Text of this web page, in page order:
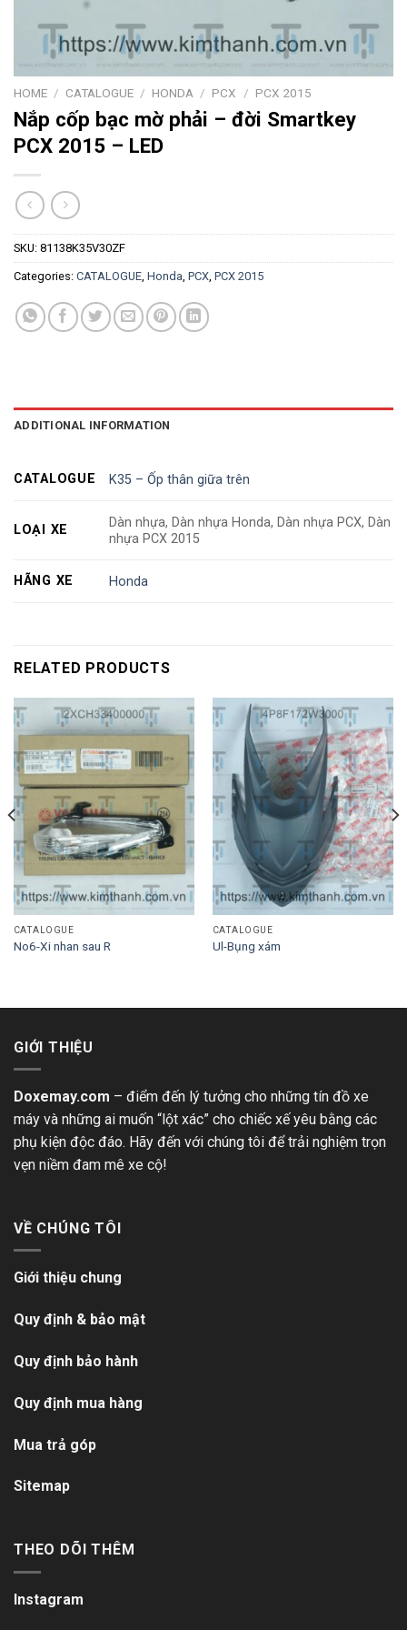
HOME / CATALOGUE / HONDA / PCX / PCX 2015
Nắp cốp bạc mờ phải – đời Smartkey
PCX 2015 – LED
SKU: 81138K35V30ZF
Categories: CATALOGUE, Honda, PCX, PCX 2015
ADDITIONAL INFORMATION
CATALOGUE K35 – Ốp thân giữa trên
LOẠI XE
Dàn nhựa, Dàn nhựa Honda, Dàn nhựa PCX, Dàn
nhựa PCX 2015
HÃNG XE Honda
RELATED PRODUCTS
CATALOGUE
No6-Xi nhan sau R
CATALOGUE
Ul-Bụng xám
GIỚI THIỆU
Doxemay.com – điểm đến lý tưởng cho những tín đồ xe
máy và những ai muốn “lột xác” cho chiếc xế yêu bằng các
phụ kiện độc đáo. Hãy đến với chúng tôi để trải nghiệm trọn
vẹn niềm đam mê xe cộ!
VỀ CHÚNG TÔI
Giới thiệu chung
Quy định & bảo mật
Quy định bảo hành
Quy định mua hàng
Mua trả góp
Sitemap
THEO DÕI THÊM
Instagram